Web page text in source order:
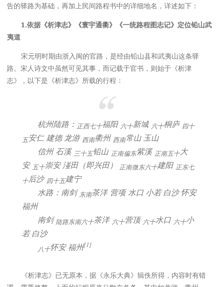
告的驿路为基础，再加上民间路程书中的详细地名，详述如下：
1.依据《析津志》《寰宇通衢》《一统路程图志记》定位铅山武
夷道
宋元明时期由浙入闽的官路，是经由铅山县和武夷山这条驿
路。宋人诗文中虽然可见其事，而记载于官书，则始于《析津
志》，以下是《析津志》所载的行程：
杭州陆路： 正西七十福阳 六十新城 六十桐庐 四十
五安仁 建德 龙游 西南衢州 西南常山 玉山
信州 石溪 三十五铅山 正南偏东紫溪 正南五十大
安 五十崇安 湴田（即兴田） 正南微东六十建阳 正东七
十后沙 四十五建宁
水路：南剑 东南茶洋 营项 水口 小若 白沙 怀安
福州
南剑 陆路东南六十茶洋 六十营顶 六十水口 六十小
若 白沙
八十怀安 福州[1]
《析津志》已无原本，据《永乐大典》辑佚所得，内容时有错